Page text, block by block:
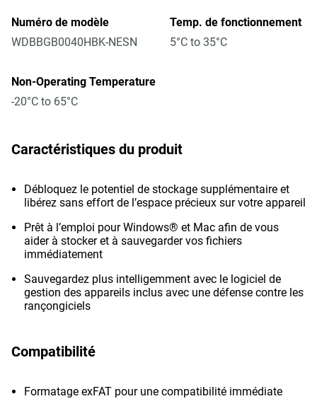
Numéro de modèle
WDBBGB0040HBK-NESN
Temp. de fonctionnement
5°C to 35°C
Non-Operating Temperature
-20°C to 65°C
Caractéristiques du produit
Débloquez le potentiel de stockage supplémentaire et
libérez sans effort de l’espace précieux sur votre appareil
Prêt à l’emploi pour Windows® et Mac afin de vous
aider à stocker et à sauvegarder vos fichiers
immédiatement
Sauvegardez plus intelligemment avec le logiciel de
gestion des appareils inclus avec une défense contre les
rançongiciels
Compatibilité
Formatage exFAT pour une compatibilité immédiate